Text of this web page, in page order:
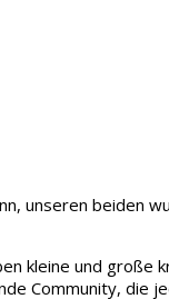
unseren beiden
kleine und
Community, die